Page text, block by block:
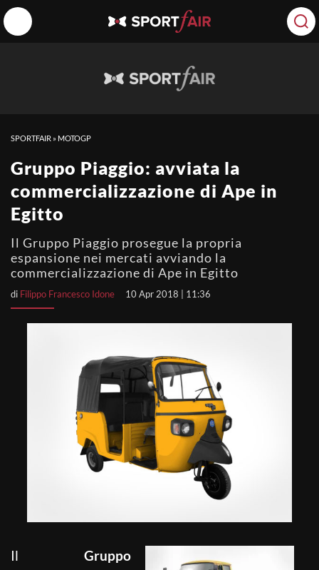
SPORTFAIR » MOTOGP
Gruppo Piaggio: avviata la
commercializzazione di Ape in
Egitto
Il Gruppo Piaggio prosegue la propria
espansione nei mercati avviando la
commercializzazione di Ape in Egitto
di Filippo Francesco Idone 10 Apr 2018 | 11:36
Il Gruppo